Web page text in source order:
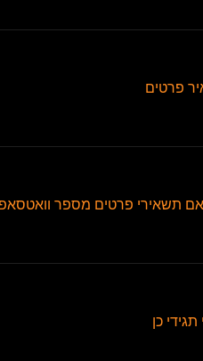
פרטים
תשאירי פרטים מספר וואטסאפ
כן